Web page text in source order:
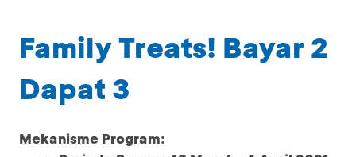
Family Treats! Bayar 2
Dapat 3
Mekanisme Program: